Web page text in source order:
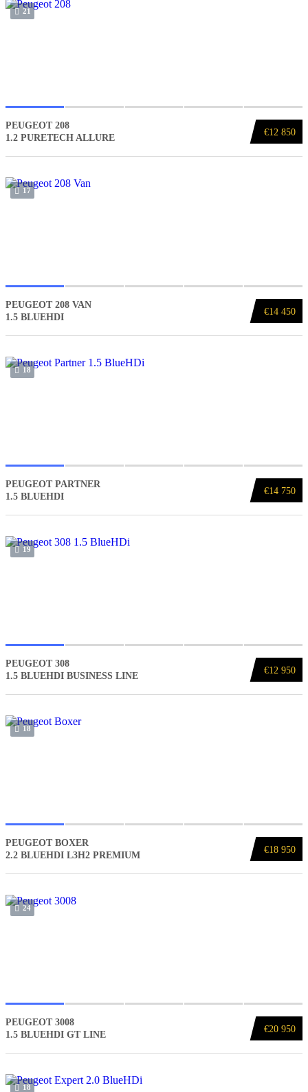
21
€12 850
PEUGEOT 208
1.2 PURETECH ALLURE
17
€14 450
PEUGEOT 208 VAN
1.5 BLUEHDI
18
€14 750
PEUGEOT PARTNER
1.5 BLUEHDI
19
€12 950
PEUGEOT 308
1.5 BLUEHDI BUSINESS LINE
18
€18 950
PEUGEOT BOXER
2.2 BLUEHDI L3H2 PREMIUM
24
€20 950
PEUGEOT 3008
1.5 BLUEHDI GT LINE
18